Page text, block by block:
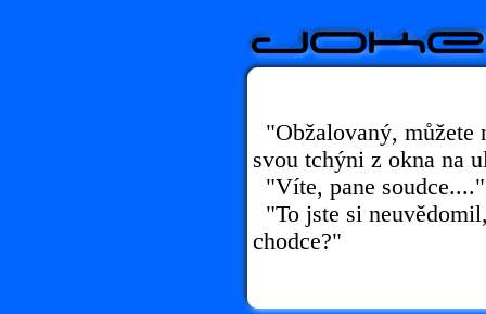
"Obžalovaný,
svou tchýni z okna na
"Víte, pane soudce...."
"To jste si
chodce?"